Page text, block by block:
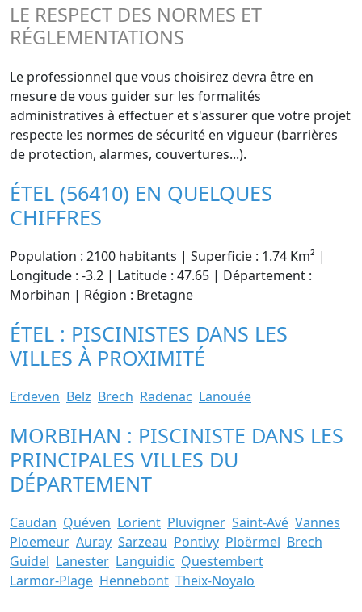
LE RESPECT DES NORMES ET
RÉGLEMENTATIONS
Le professionnel que vous choisirez devra être en
mesure de vous guider sur les formalités
administratives à effectuer et s'assurer que votre projet
respecte les normes de sécurité en vigueur (barrières
de protection, alarmes, couvertures...).
ÉTEL (56410) EN QUELQUES
CHIFFRES
Population : 2100 habitants | Superficie : 1.74 Km² |
Longitude : -3.2 | Latitude : 47.65 | Département :
Morbihan | Région : Bretagne
ÉTEL : PISCINISTES DANS LES
VILLES À PROXIMITÉ
Erdeven Belz Brech Radenac Lanouée
MORBIHAN : PISCINISTE DANS LES
PRINCIPALES VILLES DU
DÉPARTEMENT
Caudan Quéven Lorient Pluvigner Saint-Avé Vannes
Ploemeur Auray Sarzeau Pontivy Ploërmel Brech
Guidel Lanester Languidic Questembert
Larmor-Plage Hennebont Theix-Noyalo